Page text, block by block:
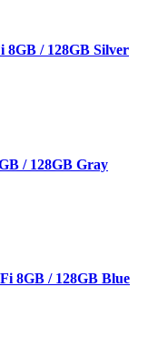
8GB / 128GB Silver
/ 128GB Gray
8GB / 128GB Blue